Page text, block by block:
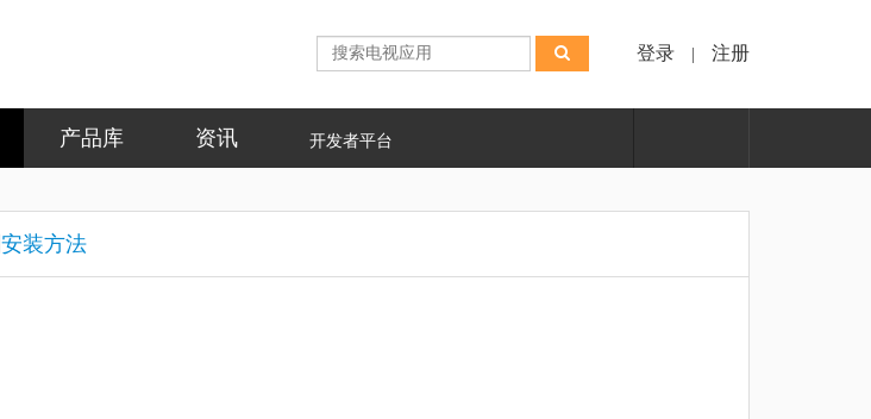
登录 注册
产品库 资讯 开发者平台
安装方法